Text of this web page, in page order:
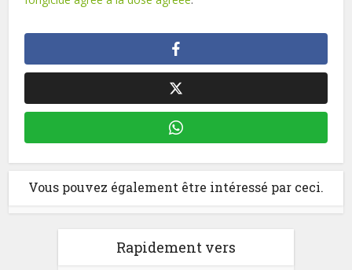
Vous pouvez également être intéressé par ceci.
Rapidement vers